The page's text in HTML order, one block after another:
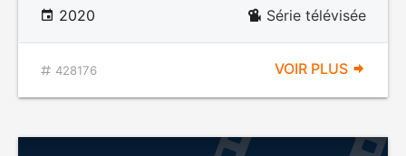
2020 Série télévisée
428176 VOIR PLUS